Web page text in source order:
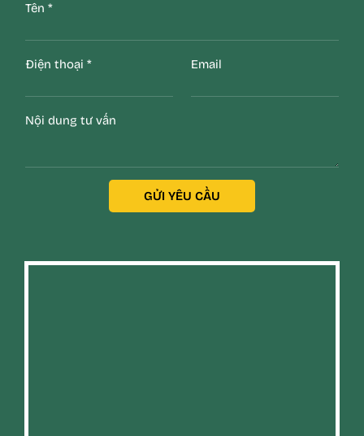
Tên *
Điện thoại * Email
Nội dung tư vấn
GỬI YÊU CẦU